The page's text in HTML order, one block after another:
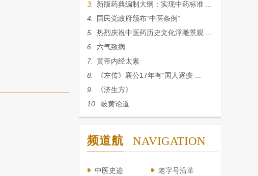
3.
新版药典编制大纲：实现中药标准 ...
4.
国民党政府颁布“中医条例”
5.
热烈庆祝中医药历史文化浮雕景观 ...
6.
六气致病
7.
黄帝内经太素
8.
《左传》襄公17年有“国人逐瘈 ...
9.
《济生方》
10.
岐黄论道
频道航 NAVIGATION
中医史迹
老字号沿革